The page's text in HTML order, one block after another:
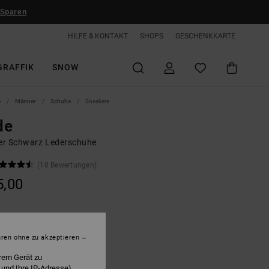
HILFE & KONTAKT SHOPS GESCHENKKARTE
SNOW
Männer Schuhe Sneakers
Schwarz Lederschuhe
(10 Bewertungen)
Gerät zu
ohne zu akzeptieren